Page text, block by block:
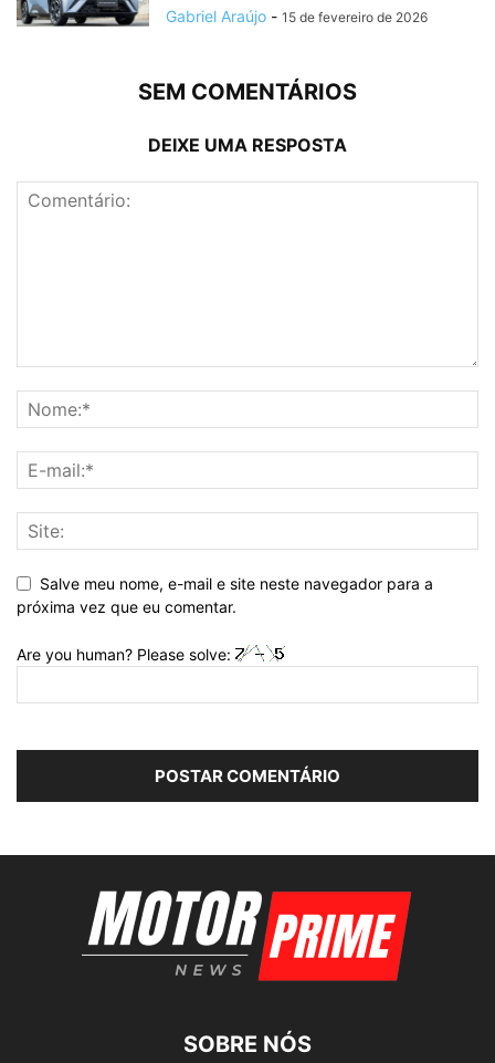
Gabriel Araújo - 15 de fevereiro de 2026
SEM COMENTÁRIOS
DEIXE UMA RESPOSTA
Salve meu nome, e-mail e site neste navegador para a
próxima vez que eu comentar.
Are you human? Please solve:
SOBRE NÓS